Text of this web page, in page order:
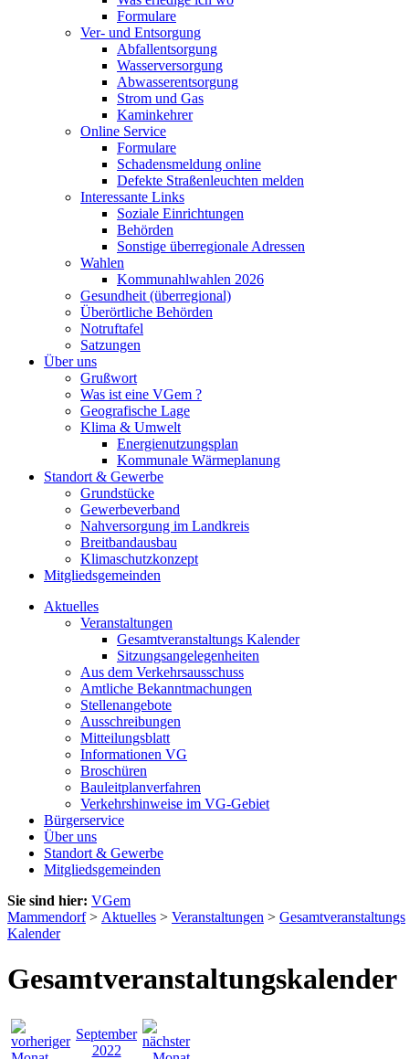
Formulare
Ver- und Entsorgung
Abfallentsorgung
Wasserversorgung
Abwasserentsorgung
Strom und Gas
Kaminkehrer
Online Service
Formulare
Schadensmeldung online
Defekte Straßenleuchten melden
Interessante Links
Soziale Einrichtungen
Behörden
Sonstige überregionale Adressen
Wahlen
Kommunahlwahlen 2026
Gesundheit (überregional)
Überörtliche Behörden
Notruftafel
Satzungen
Über uns
Grußwort
Was ist eine VGem ?
Geografische Lage
Klima & Umwelt
Energienutzungsplan
Kommunale Wärmeplanung
Standort & Gewerbe
Grundstücke
Gewerbeverband
Nahversorgung im Landkreis
Breitbandausbau
Klimaschutzkonzept
Mitgliedsgemeinden
Aktuelles
Veranstaltungen
Gesamtveranstaltungs Kalender
Sitzungsangelegenheiten
Aus dem Verkehrsausschuss
Amtliche Bekanntmachungen
Stellenangebote
Ausschreibungen
Mitteilungsblatt
Informationen VG
Broschüren
Bauleitplanverfahren
Verkehrshinweise im VG-Gebiet
Bürgerservice
Über uns
Standort & Gewerbe
Mitgliedsgemeinden
Sie sind hier: VGem
Mammendorf> Aktuelles > Veranstaltungen > Gesamtveranstaltungs
Kalender
Gesamtveranstaltungskalender
September
2022